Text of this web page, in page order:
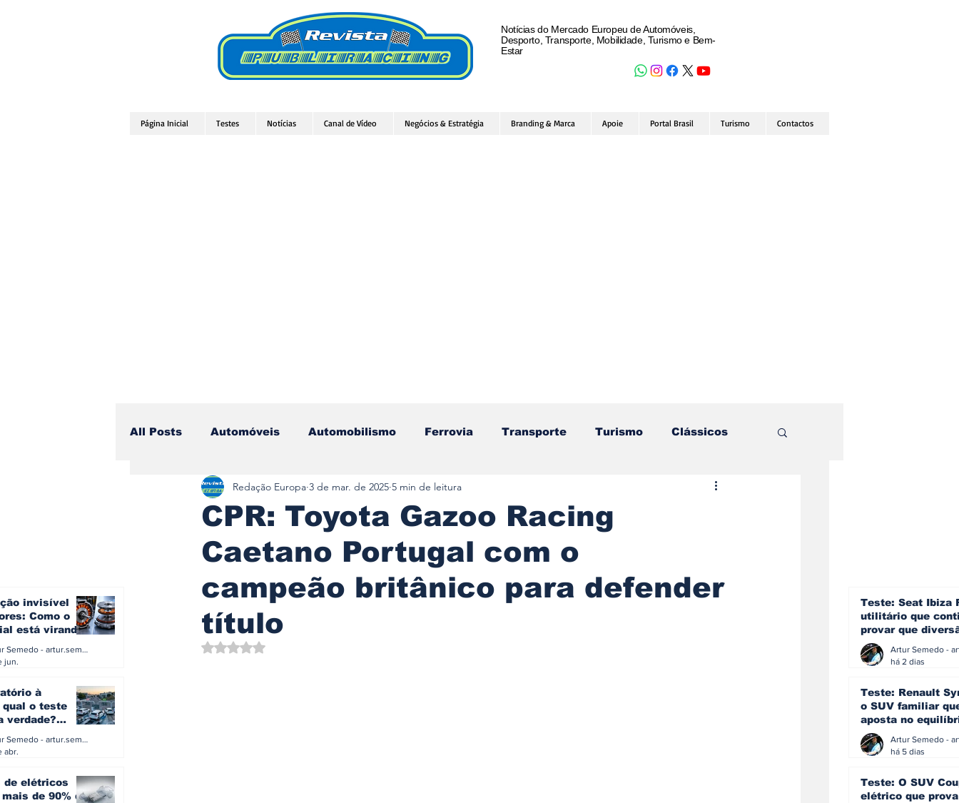
Notícias do Mercado Europeu de Automóveis,
Desporto, Transporte, Mobilidade, Turismo e Bem-
Estar
Página Inicial Testes Notícias Canal de Vídeo Negócios & Estratégia Branding & Marca Apoie Portal Brasil Turismo Contactos
invisível
Como o
está virando
Artur Semedo - artur.semedo@publiracing.pt
jun.
à
qual o teste
verdade?
Artur Semedo - artur.semedo@publiracing.pt
abr.
de elétricos
de 90% da
All Posts Automóveis Automobilismo Ferrovia Transporte Turismo Clássicos
Camiões Lazer Aviação Motos Autocarros Testes e Comparativos
Branding & Estratégia Componentes Gastronomia Videojogos/Tecnologia
Vídeo Blog - Sobre Rodas Mobilidade
CPR: Toyota Gazoo Racing
Caetano Portugal com o
campeão britânico para defender
título
Redação Europa 3 de mar. de 2025 5 min de leitura
Avaliado com NaN de 5 estrelas.
Teste: Seat Ibiza
utilitário que
provar que
eficiência e
simplicidade
há 2 dias
Teste: Renault
o SUV familiar
aposta no
ainda acredita na
manualhá 5 dias
Teste: O SUV
elétrico que